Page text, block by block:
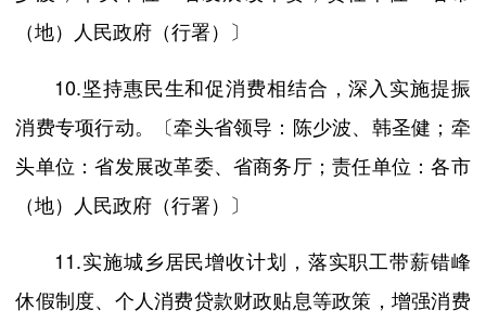
（地）人民政府（行署）〕
10.坚持惠民生和促消费相结合，深入实施提振
消费专项行动。〔牵头省领导：陈少波、韩圣健；牵
头单位：省发展改革委、省商务厅；责任单位：各市
（地）人民政府（行署）〕
11.实施城乡居民增收计划，落实职工带薪错峰
休假制度、个人消费贷款财政贴息等政策，增强消费